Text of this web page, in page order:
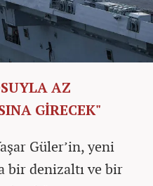
AZ
GİRECEK"
Güler’in, yeni
bir denizaltı ve bir